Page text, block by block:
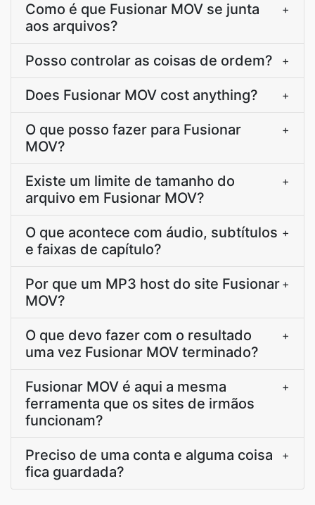
Como é que Fusionar MOV se junta
aos arquivos?
+
Posso controlar as coisas de ordem? +
Does Fusionar MOV cost anything? +
O que posso fazer para Fusionar
MOV?
+
Existe um limite de tamanho do
arquivo em Fusionar MOV?
+
O que acontece com áudio, subtítulos
e faixas de capítulo?
+
Por que um MP3 host do site Fusionar
MOV?
+
O que devo fazer com o resultado
uma vez Fusionar MOV terminado?
+
Fusionar MOV é aqui a mesma
ferramenta que os sites de irmãos
funcionam?
+
Preciso de uma conta e alguma coisa
fica guardada?
+